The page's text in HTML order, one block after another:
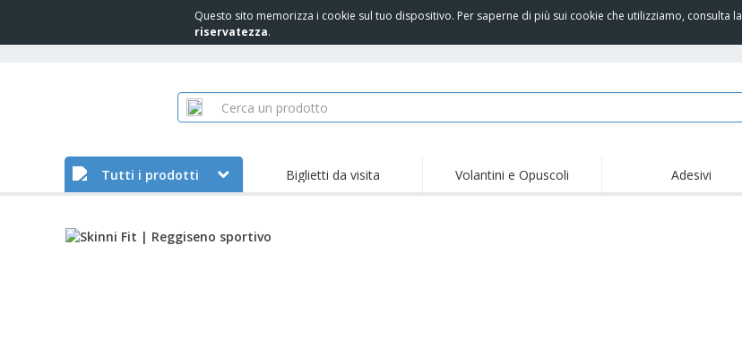
Questo sito memorizza i cookie sul tuo dispositivo. Per saperne di più sui cookie che utilizziamo, consulta la
riservatezza.
Tutti i prodotti Biglietti da visita Volantini e Opuscoli Adesivi